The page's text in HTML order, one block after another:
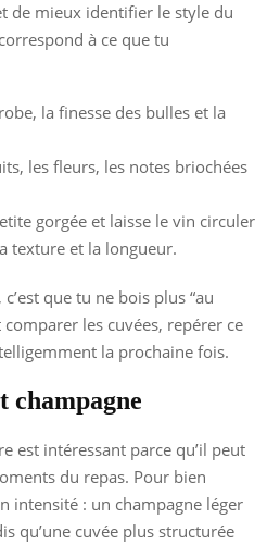
de mieux identifier le style du
à ce que tu
la finesse des bulles et la
les fleurs, les notes briochées
gorgée et laisse le vin circuler
texture et la longueur.
que tu ne bois plus “au
les cuvées, repérer ce
la prochaine fois.
champagne
est intéressant parce qu’il peut
du repas. Pour bien
intensité : un champagne léger
qu’une cuvée plus structurée